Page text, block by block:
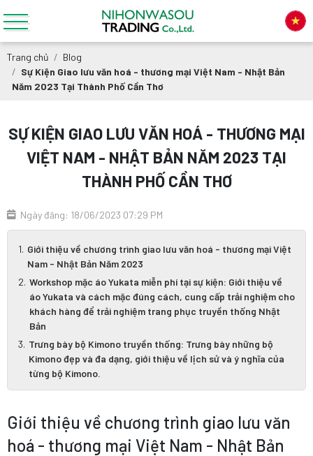
Trang chủ
Blog
Sự Kiện Giao lưu văn hoá - thương mại Việt Nam - Nhật Bản
Năm 2023 Tại Thành Phố Cần Thơ
SỰ KIỆN GIAO LƯU VĂN HOÁ - THƯƠNG MẠI
VIỆT NAM - NHẬT BẢN NĂM 2023 TẠI
THÀNH PHỐ CẦN THƠ
Ngày đăng: 18/06/2023 07:29 PM
Giới thiệu về chương trình giao lưu văn hoá - thương mại Việt
Nam - Nhật Bản Năm 2023
Workshop mặc áo Yukata miễn phí tại sự kiện: Giới thiệu về
áo Yukata và cách mặc đúng cách, cung cấp trải nghiệm cho
khách hàng để trải nghiệm trang phục truyền thống Nhật
Bản
Trưng bày bộ Kimono truyền thống: Trưng bày những bộ
Kimono đẹp và đa dạng, giới thiệu về lịch sử và ý nghĩa của
từng bộ Kimono.
Giới thiệu về chương trình giao lưu văn
hoá - thương mại Việt Nam - Nhật Bản